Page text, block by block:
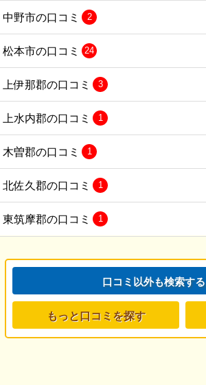
中野市の口コミ 2
松本市の口コミ 24
上伊那郡の口コミ 3
上水内郡の口コミ 1
木曽郡の口コミ 1
北佐久郡の口コミ 1
東筑摩郡の口コミ 1
口コミ以外も検索する
もっと口コミを探す